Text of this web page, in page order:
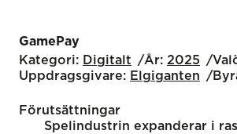
GamePay
Kategori: Digitalt År: 2025
Uppdragsgivare: Elgiganten
Förutsättningar
Spelindustrin expanderar i